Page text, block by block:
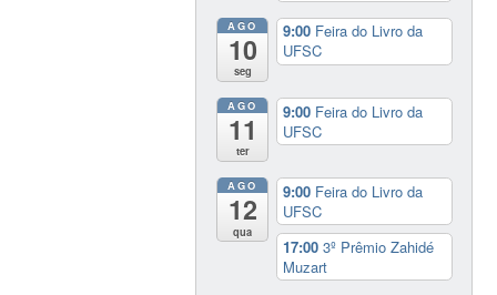
AGO
10
seg
9:00 Feira do Livro da
UFSC
AGO
11
ter
9:00 Feira do Livro da
UFSC
AGO
12
qua
9:00 Feira do Livro da
UFSC
17:003º Prêmio Zahidé
Muzart